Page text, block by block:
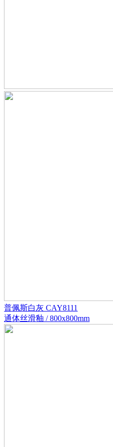
普佩斯白灰 CAY8111
通体丝滑釉 / 800x800mm